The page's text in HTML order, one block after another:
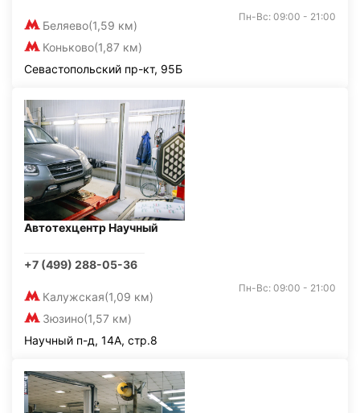
Беляево(1,59 км)
Коньково(1,87 км)
Пн-Вс: 09:00 - 21:00
Севастопольский пр-кт, 95Б
Автотехцентр Научный
+7 (499) 288-05-36
Калужская(1,09 км)
Зюзино(1,57 км)
Пн-Вс: 09:00 - 21:00
Научный п-д, 14А, стр.8